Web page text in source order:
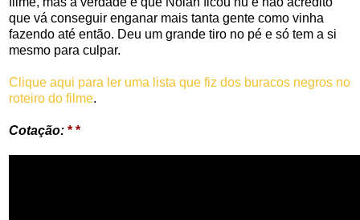
que vá conseguir enganar mais tanta gente como vinha
fazendo até então. Deu um grande tiro no pé e só tem a si
mesmo para culpar.
Clique aqui para ler uma lista que fiz dos buracos negros no
roteiro do filme.
Cotação: * *